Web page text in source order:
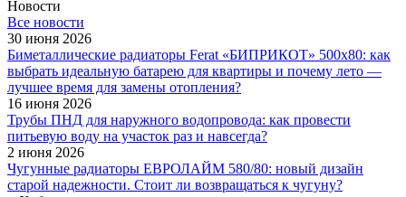
Новости
Все новости
30 июня 2026
Биметаллические радиаторы Ferat «БИПРИКОТ» 500x80: как
выбрать идеальную батарею для квартиры и почему лето —
лучшее время для замены отопления?
16 июня 2026
Трубы ПНД для наружного водопровода: как провести
питьевую воду на участок раз и навсегда?
2 июня 2026
Чугунные радиаторы ЕВРОЛАЙМ 580/80: новый дизайн
старой надежности. Стоит ли возвращаться к чугуну?